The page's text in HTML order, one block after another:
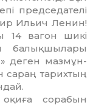
председателі
Ильич Ленин!
14 вагон шикі
балықшылары
деген маз­мұн­
сараң тарихтың
со­рабын